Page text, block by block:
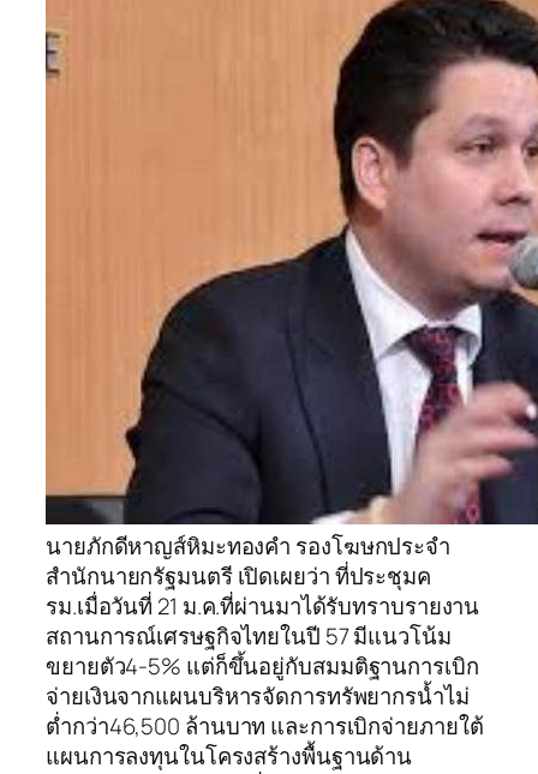
นายภักดีหาญส์หิมะทองคำ รองโฆษกประจำ
สำนักนายกรัฐมนตรี เปิดเผยว่า ที่ประชุมค
รม.เมื่อวันที่ 21 ม.ค.ที่ผ่านมาได้รับทราบรายงาน
สถานการณ์เศรษฐกิจไทยในปี 57 มีแนวโน้ม
ขยายตัว4-5% แต่ก็ขึ้นอยู่กับสมมติฐานการเบิก
จ่ายเงินจากแผนบริหารจัดการทรัพยากรน้ำไม่
ต่ำกว่า46,500 ล้านบาท และการเบิกจ่ายภายใต้
แผนการลงทุนในโครงสร้างพื้นฐานด้าน